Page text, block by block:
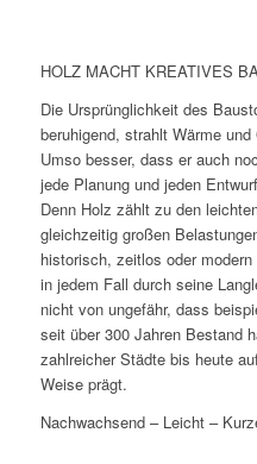
HOLZ MACHT KREATIVES
Die Ursprünglichkeit des
beruhigend, strahlt Wärme
Umso besser, dass er auch
jede Planung und jeden
Denn Holz zählt zu den
gleichzeitig großen
historisch, zeitlos oder
in jedem Fall durch seine
nicht von ungefähr, dass
seit über 300 Jahren Bestand
zahlreicher Städte bis heute
Weise prägt.
Nachwachsend – Leicht –